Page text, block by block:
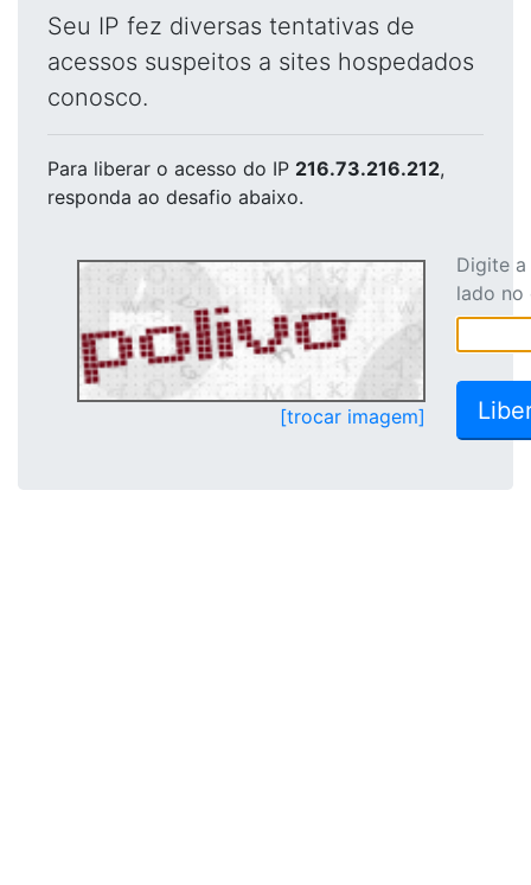
Seu IP fez diversas tentativas de
acessos suspeitos a sites hospedados
conosco.
Para liberar o acesso do IP 216.73.216.212,
responda ao desafio abaixo.
[trocar imagem]
Digite
lado no